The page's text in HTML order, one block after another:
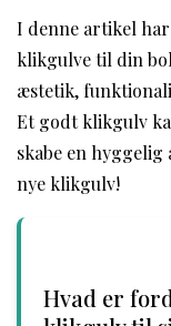
I denne artikel
klikgulve til din
æstetik,
Et godt klikgulv
skabe en
nye klikgulv!
Hvad er